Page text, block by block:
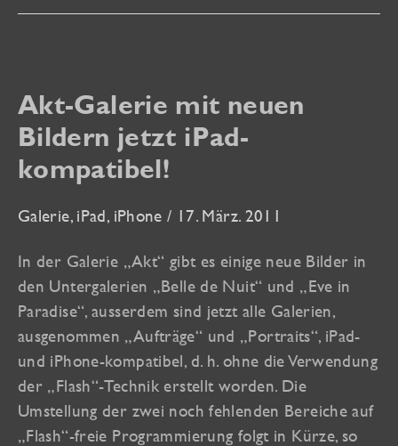
ist
Akt-Galerie mit neuen
Bildern jetzt iPad-
kompatibel!
Galerie, iPad, iPhone / 17. März. 2011
In der Galerie „Akt“ gibt es einige neue Bilder in
den Untergalerien „Belle de Nuit“ und „Eve in
Paradise“, ausserdem sind jetzt alle Galerien,
ausgenommen „Aufträge“ und „Portraits“, iPad-
und iPhone-kompatibel, d. h. ohne die Verwendung
der „Flash“-Technik erstellt worden. Die
Umstellung der zwei noch fehlenden Bereiche auf
„Flash“-freie Programmierung folgt in Kürze, so